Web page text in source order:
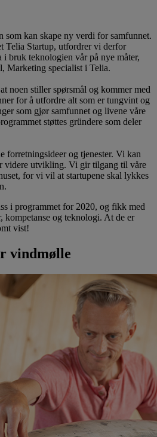
som kan skape ny verdi for samfunnet.
Telia Startup, utfordrer vi derfor
i bruk teknologien vår på nye måter,
Marketing specialist i Telia.
noen stiller spørsmål og kommer med
for å utfordre alt som er tungvint og
som gjør samfunnet og livene våre
støttes gründere som deler
forretningsideer og tjenester. Vi kan
videre utvikling. Vi gir tilgang til våre
for vi vil at startupene skal lykkes
i programmet for 2020, og fikk med
kompetanse og teknologi. At de er
vist!
vindmølle